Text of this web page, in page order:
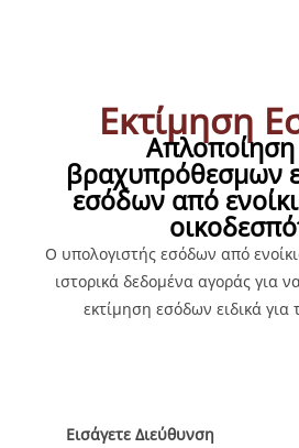
Εκτίμηση
βραχυπρόθεσμων
εσόδων από
Ο υπολογιστής εσόδων από
ιστορικά δεδομένα αγοράς για
εκτίμηση εσόδων ειδικά για
Εισάγετε Διεύθυνση